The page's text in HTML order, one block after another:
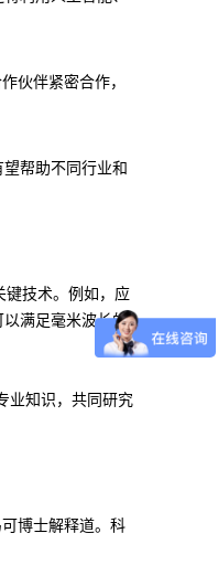
伙伴紧密合作，
帮助不同行业和
键技术。例如，应
满足毫米波长的
业知识，共同研究
博士解释道。科